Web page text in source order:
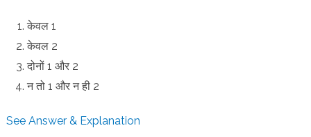
केवल 1
केवल 2
दोनों 1 और 2
न तो 1 और न ही 2
See Answer & Explanation